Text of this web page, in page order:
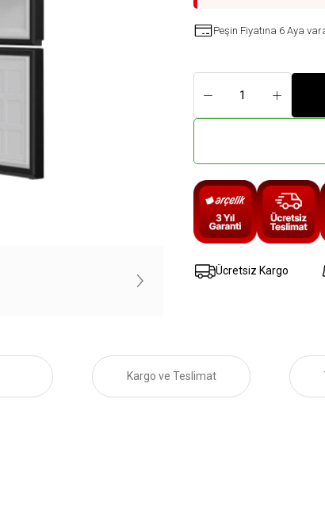
Peşin Fiyatına 6 Aya
Ücretsiz Kargo
Kargo ve Teslimat